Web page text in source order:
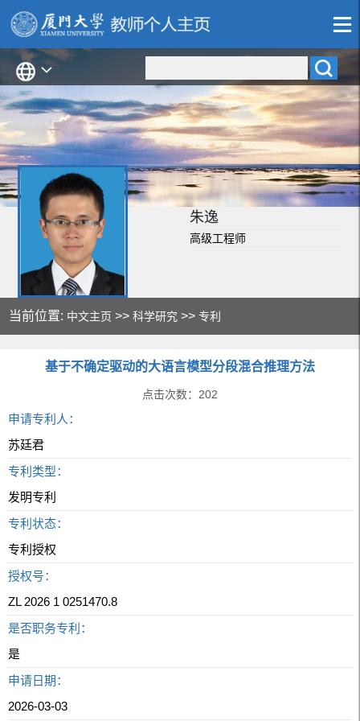
朱逸
高级工程师
当前位置: 中文主页 >>科学研究 >>专利
基于不确定驱动的大语言模型分段混合推理方法
点击次数： 202
申请专利人：
苏廷君
专利类型：
发明专利
专利状态：
专利授权
授权号：
ZL 2026 1 0251470.8
是否职务专利：
是
申请日期：
2026-03-03